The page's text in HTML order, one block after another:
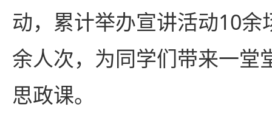
动，累计举办宣讲活动10余
余人次，为同学们带来一堂
思政课。